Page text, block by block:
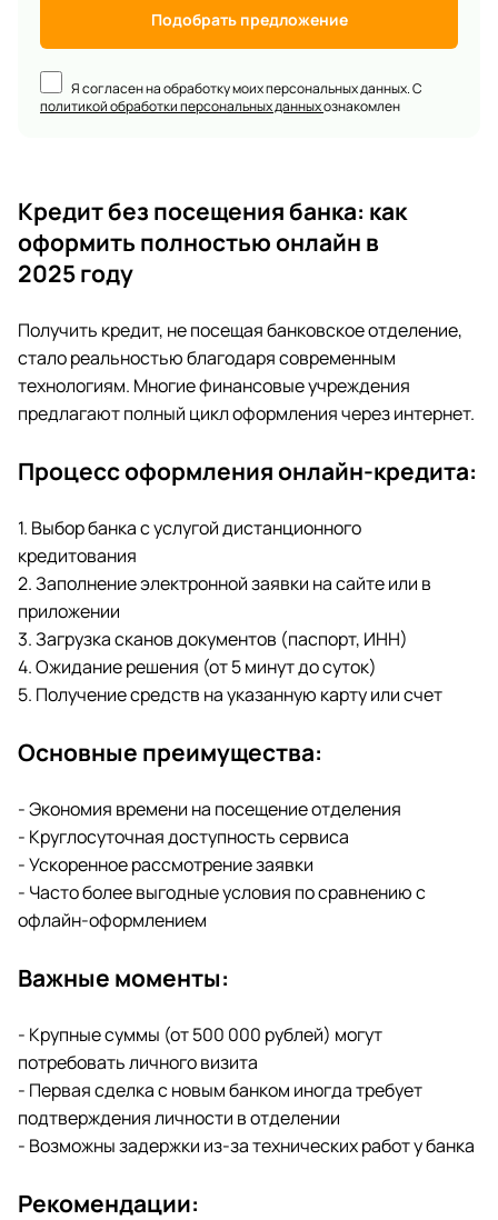
Подобрать предложение
Я согласен на обработку моих персональных данных. С
политикой обработки персональных данныхознакомлен
Кредит без посещения банка: как
оформить полностью онлайн в
2025 году
Получить кредит, не посещая банковское отделение,
стало реальностью благодаря современным
технологиям. Многие финансовые учреждения
предлагают полный цикл оформления через интернет.
Процесс оформления онлайн-кредита:
1. Выбор банка с услугой дистанционного
кредитования
2. Заполнение электронной заявки на сайте или в
приложении
3. Загрузка сканов документов (паспорт, ИНН)
4. Ожидание решения (от 5 минут до суток)
5. Получение средств на указанную карту или счет
Основные преимущества:
- Экономия времени на посещение отделения
- Круглосуточная доступность сервиса
- Ускоренное рассмотрение заявки
- Часто более выгодные условия по сравнению с
офлайн-оформлением
Важные моменты:
- Крупные суммы (от 500 000 рублей) могут
потребовать личного визита
- Первая сделка с новым банком иногда требует
подтверждения личности в отделении
- Возможны задержки из-за технических работ у банка
Рекомендации: